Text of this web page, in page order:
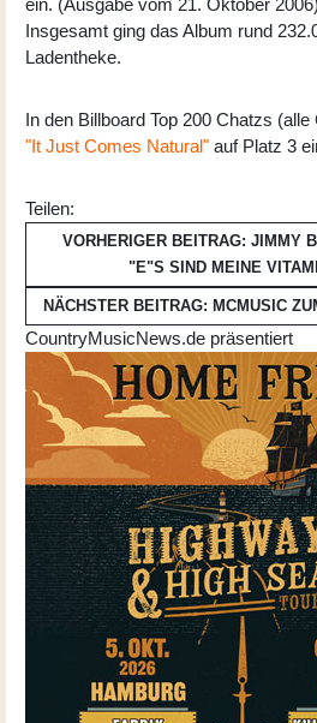
ein. (Ausgabe vom 21. Oktober 2006)
Insgesamt ging das Album rund
Ladentheke.
In den Billboard Top 200 Chatzs
"It Just Comes Natural" auf Platz 3
Teilen:
VORHERIGER BEITRAG: JIMMY
"E"S SIND MEINE
NÄCHSTER BEITRAG: MCMUSIC
CountryMusicNews.de präsentiert